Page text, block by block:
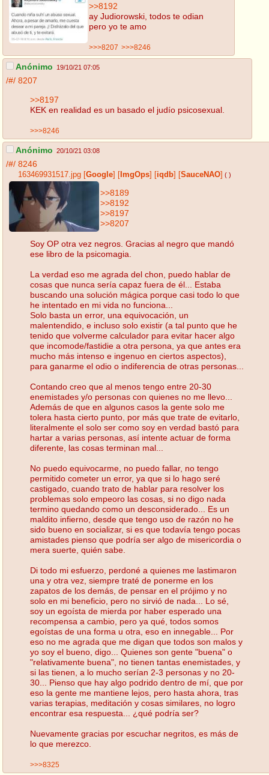
>>8192
ay Judiorowski, todos te odian
pero yo te amo
>>>8207 >>>8246
Anónimo 19/10/21 07:05
/#/ 8207
>>8197
KEK en realidad es un basado el judío psicosexual.
>>>8246
Anónimo 20/10/21 03:08
/#/ 8246
163469931517.jpg Google ImgOps iqdb SauceNAO ( )
>>8189
>>8192
>>8197
>>8207
Soy OP otra vez negros. Gracias al negro que mandó
ese libro de la psicomagia.
La verdad eso me agrada del chon, puedo hablar de
cosas que nunca sería capaz fuera de él... Estaba
buscando una solución mágica porque casi todo lo que
he intentado en mi vida no funciona...
Solo basta un error, una equivocación, un
malentendido, e incluso solo existir (a tal punto que he
tenido que volverme calculador para evitar hacer algo
que incomode/fastidie a otra persona, ya que antes era
mucho más intenso e ingenuo en ciertos aspectos),
para ganarme el odio o indiferencia de otras personas...
Contando creo que al menos tengo entre 20-30
enemistades y/o personas con quienes no me llevo...
Además de que en algunos casos la gente solo me
tolera hasta cierto punto, por más que trate de evitarlo,
literalmente el solo ser como soy en verdad bastó para
hartar a varias personas, así intente actuar de forma
diferente, las cosas terminan mal...
No puedo equivocarme, no puedo fallar, no tengo
permitido cometer un error, ya que si lo hago seré
castigado, cuando trato de hablar para resolver los
problemas solo empeoro las cosas, si no digo nada
termino quedando como un desconsiderado... Es un
maldito infierno, desde que tengo uso de razón no he
sido bueno en socializar, si es que todavía tengo pocas
amistades pienso que podría ser algo de misericordia o
mera suerte, quién sabe.
Di todo mi esfuerzo, perdoné a quienes me lastimaron
una y otra vez, siempre traté de ponerme en los
zapatos de los demás, de pensar en el prójimo y no
solo en mi beneficio, pero no sirvió de nada... Lo sé,
soy un egoísta de mierda por haber esperado una
recompensa a cambio, pero ya qué, todos somos
egoístas de una forma u otra, eso en innegable... Por
eso no me agrada que me digan que todos son malos y
yo soy el bueno, digo... Quienes son gente "buena" o
"relativamente buena", no tienen tantas enemistades, y
si las tienen, a lo mucho serían 2-3 personas y no 20-
30... Pienso que hay algo podrido dentro de mí, que por
eso la gente me mantiene lejos, pero hasta ahora, tras
varias terapias, meditación y cosas similares, no logro
encontrar esa respuesta... ¿qué podría ser?
Nuevamente gracias por escuchar negritos, es más de
lo que merezco.
>>>8325